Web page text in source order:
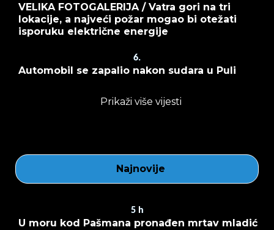
VELIKA FOTOGALERIJA / Vatra gori na tri
lokacije, a najveći požar mogao bi otežati
isporuku električne energije
6.
Automobil se zapalio nakon sudara u Puli
Prikaži više vijesti
Najnovije
5 h
U moru kod Pašmana pronađen mrtav mladić